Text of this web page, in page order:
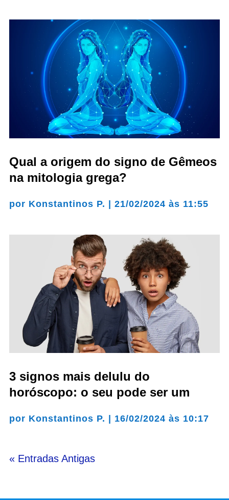
Qual a origem do signo de Gêmeos
na mitologia grega?
por Konstantinos P. | 21/02/2024 às 11:55
3 signos mais delulu do
horóscopo: o seu pode ser um
por Konstantinos P. 16/02/2024 às 10:17
« Entradas Antigas